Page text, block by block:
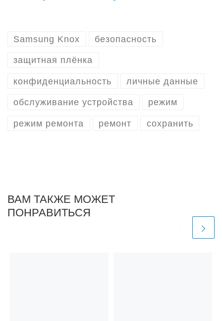
Samsung Knox безопасность
защитная плёнка
конфиденциальность личные данные
обслуживание устройства режим
режим ремонта ремонт сохранить
ВАМ ТАКЖЕ МОЖЕТ
ПОНРАВИТЬСЯ